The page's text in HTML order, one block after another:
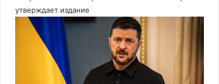
утверждает издание